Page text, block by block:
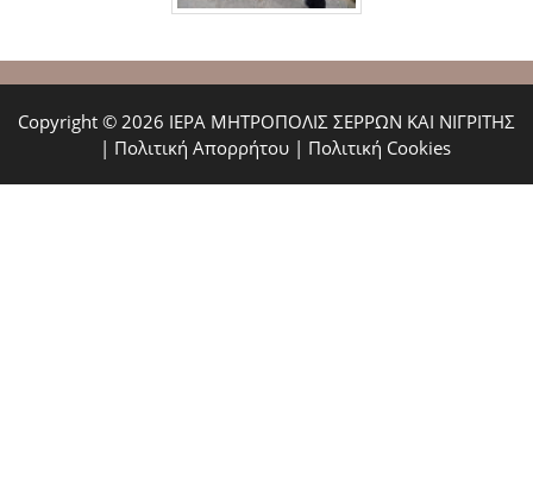
Copyright © 2026 ΙΕΡΑ ΜΗΤΡΟΠΟΛΙΣ ΣΕΡΡΩΝ ΚΑΙ ΝΙΓΡΙΤΗΣ
| Πολιτική Απορρήτου | Πολιτική Cookies